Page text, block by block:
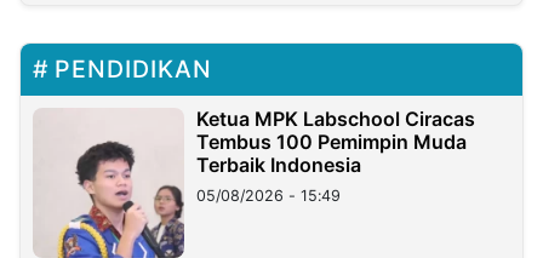
PENDIDIKAN
Ketua MPK Labschool Ciracas
Tembus 100 Pemimpin Muda
Terbaik Indonesia
05/08/2026 - 15:49